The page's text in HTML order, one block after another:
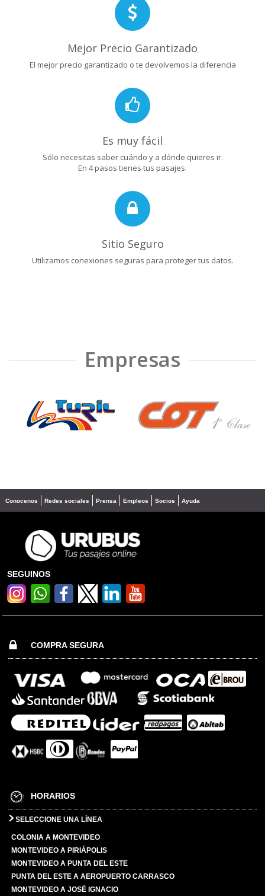
Mejor Precio Garantizado
El mejor precio garantizado o te devolvemos la diferencia
Es muy fácil
Sólo necesitas saber cuándo y a dónde quieres ir.
En 4 pasos tienes tus pasajes.
Sitio Seguro
Utilizamos conexiones seguras para proteger tus datos.
Empresas
❮ ❯
Conocenos Redes sociales Prensa Empleos Socios Ayuda
SEGUINOS
COMPRA SEGURA
HORARIOS
SELECCIONE UNA LÍNEA
COLONIA A MONTEVIDEO
MONTEVIDEO A PIRIÁPOLIS
MONTEVIDEO A PUNTA DEL ESTE
PUNTA DEL ESTE A AEROPUERTO CARRASCO
MONTEVIDEO A JOSÉ IGNACIO